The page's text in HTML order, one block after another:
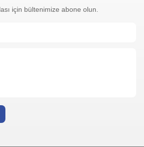
için bültenimize abone olun.